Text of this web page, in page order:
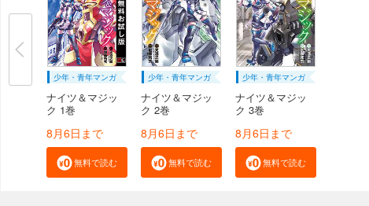
少年・青年マンガ
ナイツ＆マジッ
ク 1巻
8月6日まで
無料で読む
少年・青年マンガ
ナイツ＆マジッ
ク 2巻
8月6日まで
無料で読む
少年・青年マンガ
ナイツ＆マジッ
ク 3巻
8月6日まで
無料で読む